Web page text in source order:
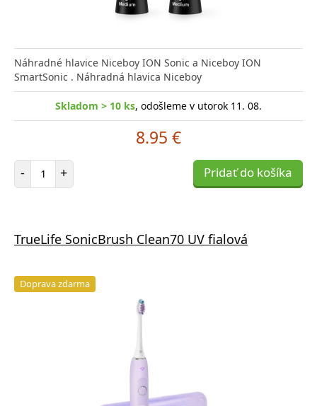
Náhradné hlavice Niceboy ION Sonic a Niceboy ION
SmartSonic . Náhradná hlavica Niceboy
Skladom > 10 ks, odošleme v utorok 11. 08.
8.95 €
- Počet položiek
+ Pridať do košíka
TrueLife SonicBrush Clean70 UV fialová
Doprava zdarma